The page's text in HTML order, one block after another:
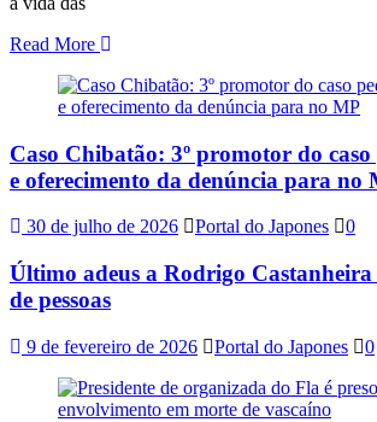
Read More
Caso Chibatão: 3º promotor do caso
e oferecimento da denúncia para no
30 de julho de 2026 Portal do Japones 0
Último adeus a Rodrigo Castanheira
de pessoas
9 de fevereiro de 2026 Portal do Japones 0